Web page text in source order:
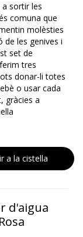
sortir les
comuna que
molèsties
de les genives i
set de
tres
donar-li totes
o usar cada
gràcies a
a la cistella
d'aigua